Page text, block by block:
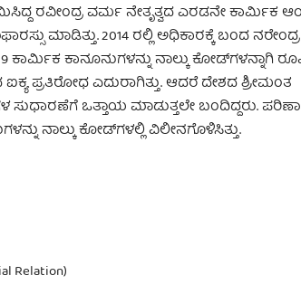
ರವೀಂದ್ರ ವರ್ಮ ನೇತೃತ್ವದ ಎರಡನೇ ಕಾರ್ಮಿಕ
ಮಾಡಿತ್ತು. 2014 ರಲ್ಲಿ ಅಧಿಕಾರಕ್ಕೆ ಬಂದ
ಕಾರ್ಮಿಕ ಕಾನೂನುಗಳನ್ನು ನಾಲ್ಕು ಕೋಡ್‌ಗಳನ್ನಾಗಿ
ಪ್ರತಿರೋಧ ಎದುರಾಗಿತ್ತು. ಆದರೆ ದೇಶದ ಶ್ರೀಮಂತ
ಒತ್ತಾಯ ಮಾಡುತ್ತಲೇ ಬಂದಿದ್ದರು.
ನಾಲ್ಕು ಕೋಡ್‌ಗಳಲ್ಲಿ ವಿಲೀನಗೊಳಿಸಿತ್ತು.
Relation)